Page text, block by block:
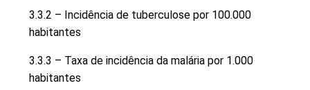
3.3.2 – Incidência de tuberculose por 100.000
habitantes
3.3.3 – Taxa de incidência da malária por 1.000
habitantes